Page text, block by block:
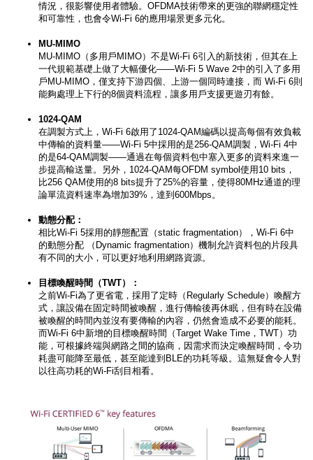
情況，很影響使用者體驗。OFDMA技術帶來的更強的聯網穩定性
和可靠性，也會令Wi-Fi 6的應用場景更多元化。
MU-MIMO
MU-MIMO（多用戶MIMO）不是Wi-Fi 6引入的新技術，但其在上
一代規範基礎上做了大幅優化——Wi-Fi 5 Wave 2中的引入了多用
戶MU-MIMO，僅支持下游四個、上游一個同時連接，而 Wi-Fi 6則
能夠處理上下行的8個資料流程，讓多用戶支援更遊刃有餘。
1024-QAM
在調製方式上，Wi-Fi 6啟用了1024-QAM編碼以提高每個有效負載
中傳輸的資料量——Wi-Fi 5中採用的是256-QAM調製，Wi-Fi 4中
的是64-QAM調製——通過在每個資料包中塞入更多的資料來進一
步提高輸送量。另外，1024-QAM每OFDM symbol使用10 bits，
比256 QAM使用的8 bits提升了25%的容量，使得80MHz通道的理
論單流資料速率為增加39%，達到600Mbps。
動態分配：
相比Wi-Fi 5採用的靜態配置（static fragmentation），Wi-Fi 6中
的動態分配 （Dynamic fragmentation）機制允許資料包的片段具
有不同的大小，可以更好地利用網路資源。
目標喚醒時間（TWT）：
之前Wi-Fi為了更省電，採用了定時（Regularly Schedule）喚醒方
式，讓設備在固定時間被喚醒，進行傳輸後再休眠，但有時在設備
被喚醒的時間內並沒有要傳輸的內容，仍然會造成不必要的能耗。
而Wi-Fi 6中新增的目標喚醒時間（Target Wake Time，TWT）功
能，可根據終端與網路之間的協商，因需求而決定喚醒時間，令功
耗盡可能降至最低，甚至能達到BLE的功耗等級。這無疑會令人對
以往高功耗的Wi-Fi刮目相看。